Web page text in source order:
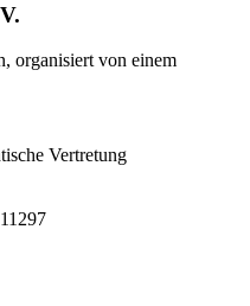
organisiert von einem
Vertretung